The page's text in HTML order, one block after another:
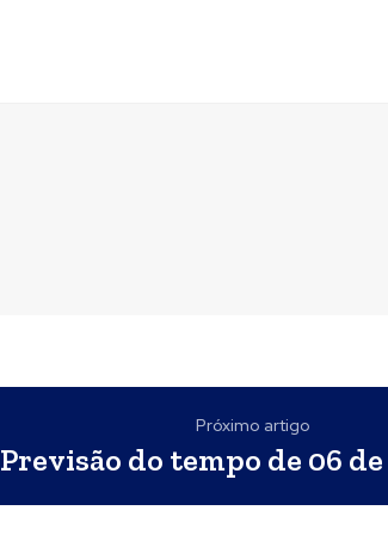
Próximo artigo
Previsão do tempo de 06